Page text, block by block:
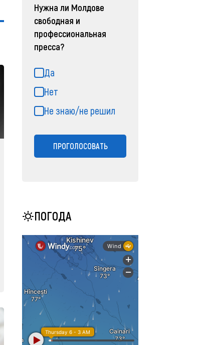
Нужна ли Молдове
свободная и
профессиональная
пресса?
Да
Нет
Не знаю/не решил
ПРОГОЛОСОВАТЬ
ПОГОДА